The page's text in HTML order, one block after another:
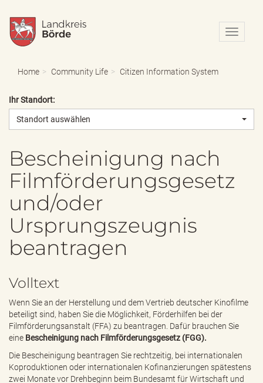
N
a
o
-
e
Home Community Life Citizen Information System
Ihr Standort:
Standort auswählen
Bescheinigung nach
Filmförderungsgesetz
und/oder
Ursprungszeugnis
beantragen
Volltext
Wenn Sie an der Herstellung und dem Vertrieb deutscher Kinofilme
beteiligt sind, haben Sie die Möglichkeit, Förderhilfen bei der
Filmförderungsanstalt (FFA) zu beantragen. Dafür brauchen Sie
eine Bescheinigung nach Filmförderungsgesetz (FGG).
Die Bescheinigung beantragen Sie rechtzeitig, bei internationalen
Koproduktionen oder internationalen Kofinanzierungen spätestens
zwei Monate vor Drehbeginn beim Bundesamt für Wirtschaft und